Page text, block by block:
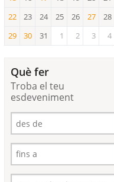
15 17
22
22
23 24 25 26 27
28
29
30 31 1 2 3 4
Què fer
Troba el teu
esdeveniment